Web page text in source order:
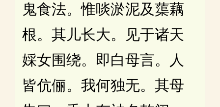
鬼食法。惟啖淤泥及蕖藕
根。其儿长大。见于诸天
婇女围绕。即白母言。人
皆伉俪。我何独无。其母